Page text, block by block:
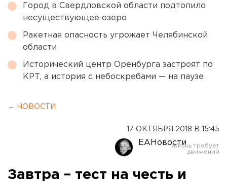
Город в Свердловской области подтопило
несуществующее озеро
Ракетная опасность угрожает Челябинской
области
Исторический центр Оренбурга застроят по
КРТ, а история с небоскребами — на паузе
← НОВОСТИ
17 ОКТЯБРЯ 2018 В 15:45
ЕАНовости
Завтра – тест на честь и